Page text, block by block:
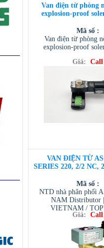
Van điện từ phòng
explosion-proof
Mã số :
Van điện từ phòng
explosion-proof
Giá: Call
VAN ĐIỆN TỪ
SERIES 220, 2/2 NC,
Mã số :
NTD nhà phân phối
NAM Distributor
VIETNAM /
VIETNAM /
/ TESCOM
Giá: Call